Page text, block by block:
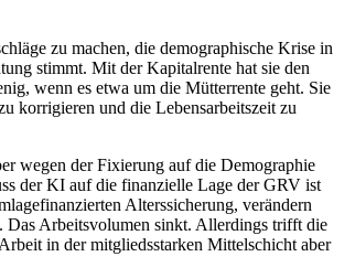
zu machen, die demographische Krise in
stimmt. Mit der Kapitalrente hat sie den
wenn es etwa um die Mütterrente geht. Sie
korrigieren und die Lebensarbeitszeit zu
wegen der Fixierung auf die Demographie
der KI auf die finanzielle Lage der GRV ist
Alterssicherung, verändern
Das Arbeitsvolumen sinkt. Allerdings trifft die
in der mitgliedsstarken Mittelschicht aber